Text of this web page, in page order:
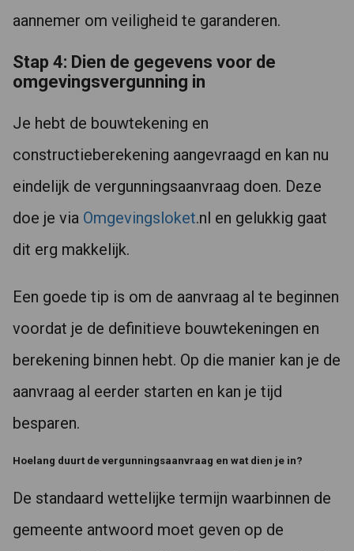
aannemer om veiligheid te garanderen.
Stap 4: Dien de gegevens voor de
omgevingsvergunning in
Je hebt de bouwtekening en
constructieberekening aangevraagd en kan nu
eindelijk de vergunningsaanvraag doen. Deze
doe je via Omgevingsloket.nl en gelukkig gaat
dit erg makkelijk.
Een goede tip is om de aanvraag al te beginnen
voordat je de definitieve bouwtekeningen en
berekening binnen hebt. Op die manier kan je de
aanvraag al eerder starten en kan je tijd
besparen.
Hoelang duurt de vergunningsaanvraag en wat dien je in?
De standaard wettelijke termijn waarbinnen de
gemeente antwoord moet geven op de